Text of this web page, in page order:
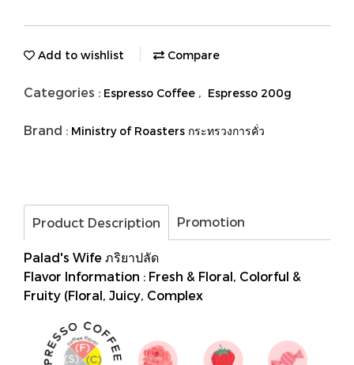
Add to wishlist Compare
Categories : Espresso Coffee , Espresso 200g
Brand : Ministry of Roasters กระทรวงการคั่ว
Product Description Promotion
Palad's Wife ภริยาปลัด
Flavor​ Information : Fresh & Floral, Colorful &
Fruity (Floral, Juicy, Complex